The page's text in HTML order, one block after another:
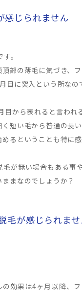
感じられません
。
頂部の薄毛に気づき、
目に突入という所なの
目から表れると言われ
短い毛から普通の長
るということも特に感
毛が無い場合もある事
まなのでしょうか？
毛が感じられま
の効果は4ヶ月以降、